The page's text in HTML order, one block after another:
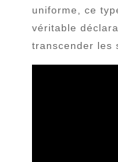
uniforme, ce
véritable
transcender les